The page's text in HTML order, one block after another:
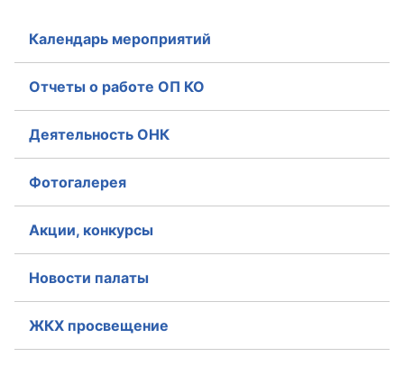
Календарь мероприятий
Отчеты о работе ОП КО
Деятельность ОНК
Фотогалерея
Акции, конкурсы
Новости палаты
ЖКХ просвещение